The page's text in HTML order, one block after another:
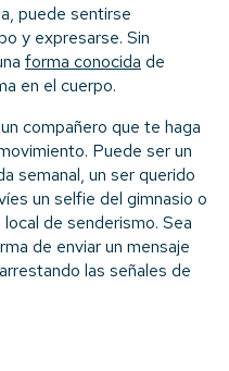
puede sentirse
y expresarse. Sin
forma conocida de
en el cuerpo.
compañero que te haga
Puede ser un
semanal, un ser querido
un selfie del gimnasio o
de senderismo. Sea
de enviar un mensaje
las señales de